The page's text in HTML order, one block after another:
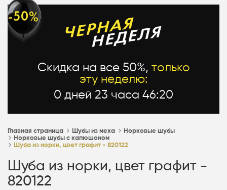
Скидка на все 50%, только
эту неделю:
0 дней 23 часа 46:20
Главная страница Шубы из меха
Норковые шубы
Норковые шубы с капюшоном
Шуба из норки, цвет графит - 820122
Шуба из норки, цвет графит -
820122